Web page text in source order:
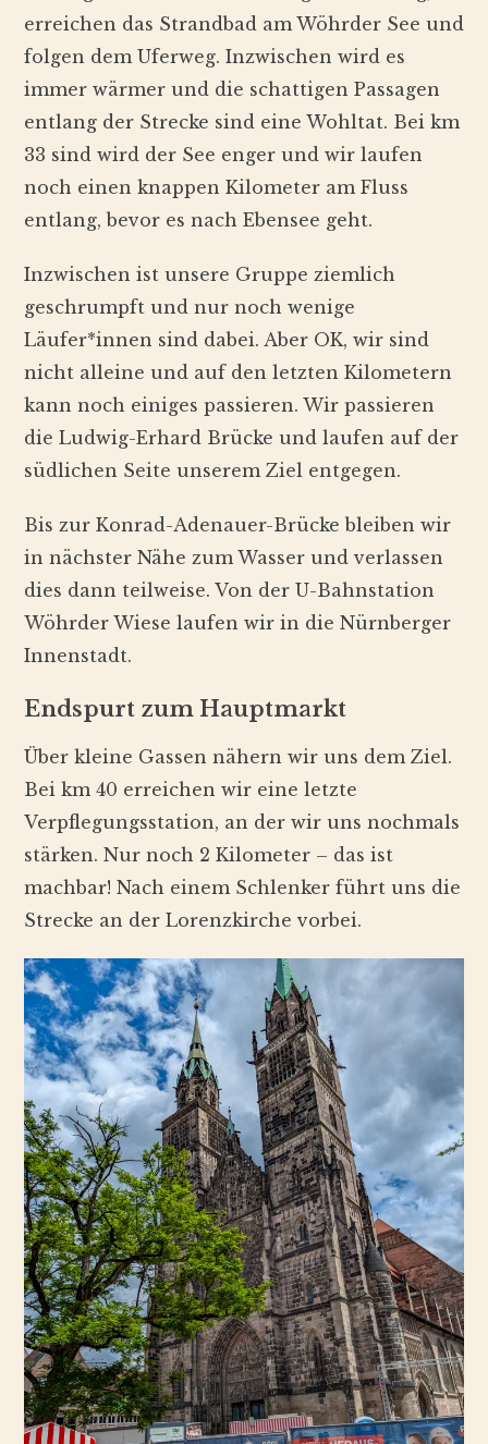
erreichen das Strandbad am Wöhrder See und
folgen dem Uferweg. Inzwischen wird es
immer wärmer und die schattigen Passagen
entlang der Strecke sind eine Wohltat. Bei km
33 sind wird der See enger und wir laufen
noch einen knappen Kilometer am Fluss
entlang, bevor es nach Ebensee geht.
Inzwischen ist unsere Gruppe ziemlich
geschrumpft und nur noch wenige
Läufer*innen sind dabei. Aber OK, wir sind
nicht alleine und auf den letzten Kilometern
kann noch einiges passieren. Wir passieren
die Ludwig-Erhard Brücke und laufen auf der
südlichen Seite unserem Ziel entgegen.
Bis zur Konrad-Adenauer-Brücke bleiben wir
in nächster Nähe zum Wasser und verlassen
dies dann teilweise. Von der U-Bahnstation
Wöhrder Wiese laufen wir in die Nürnberger
Innenstadt.
Endspurt zum Hauptmarkt
Über kleine Gassen nähern wir uns dem Ziel.
Bei km 40 erreichen wir eine letzte
Verpflegungsstation, an der wir uns nochmals
stärken. Nur noch 2 Kilometer – das ist
machbar! Nach einem Schlenker führt uns die
Strecke an der Lorenzkirche vorbei.